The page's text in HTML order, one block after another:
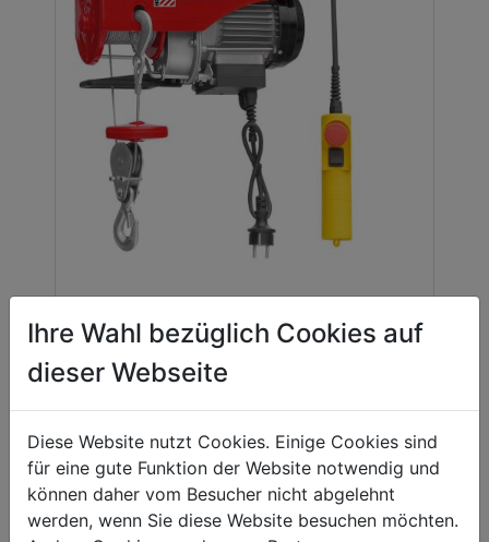
ESZ250D_230V
EUR 109,
Ihre Wahl bezüglich Cookies auf
dieser Webseite
Diese Website nutzt Cookies. Einige Cookies sind
für eine gute Funktion der Website notwendig und
können daher vom Besucher nicht abgelehnt
werden, wenn Sie diese Website besuchen möchten.